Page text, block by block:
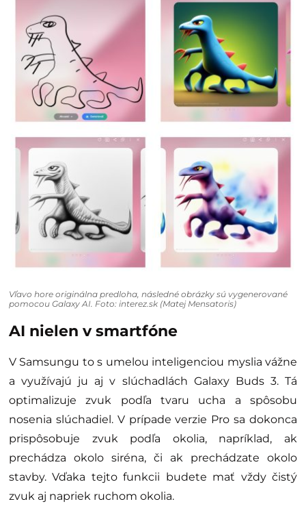
Vľavo hore originálna predloha, následné obrázky sú vygenerované
pomocou Galaxy AI. Foto: interez.sk (Matej Mensatoris)
AI nielen v smartfóne
V Samsungu to s umelou inteligenciou myslia vážne
a využívajú ju aj v slúchadlách Galaxy Buds 3. Tá
optimalizuje zvuk podľa tvaru ucha a spôsobu
nosenia slúchadiel. V prípade verzie Pro sa dokonca
prispôsobuje zvuk podľa okolia, napríklad, ak
prechádza okolo siréna, či ak prechádzate okolo
stavby. Vďaka tejto funkcii budete mať vždy čistý
zvuk aj napriek ruchom okolia.